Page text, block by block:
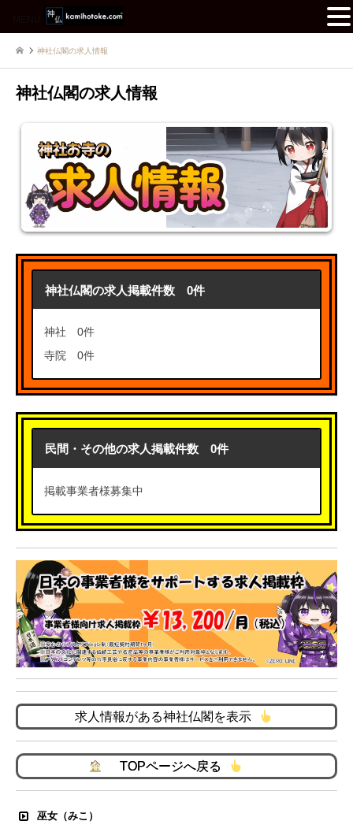
神社仏閣の求人情報
神社仏閣の求人情報
神社仏閣の求人掲載件数 0件
神社 0件
寺院 0件
民間・その他の求人掲載件数 0件
掲載事業者様募集中
求人情報がある神社仏閣を表示
TOPページへ戻る
巫女（みこ）